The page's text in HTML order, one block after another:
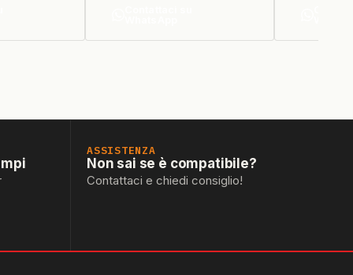
ASSISTENZA
Non sai se è compatibile?
Contattaci e chiedi consiglio!